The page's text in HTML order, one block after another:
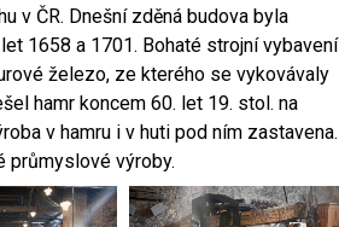
v ČR. Dnešní zděná budova byla
1658 a 1701. Bohaté strojní vybavení
železo, ze kterého se vykovávaly
hamr koncem 60. let 19. stol. na
v hamru i v huti pod ním zastavena.
průmyslové výroby.